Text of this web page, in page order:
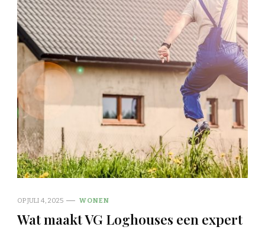
OPJULI 4, 2025 WONEN
Wat maakt VG Loghouses een expert